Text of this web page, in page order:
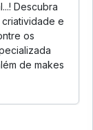
Descubra
e
os
de makes